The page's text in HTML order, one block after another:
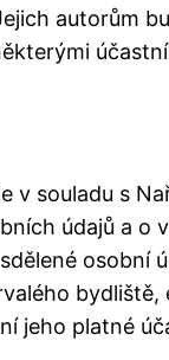
autorům
souladu s
údajů a
osobní
jeho platné